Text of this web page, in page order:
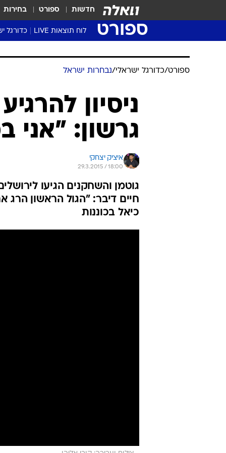
חדשות ספורט בחירות
ספורט לוח תוצאות LIVE כדורגל
שגרירים
נבחרות
ליגה
ספורט/כדורגל ישראלי/נבחרות ישראל
ניסיון
גרשון: "אני
איציק יצחקי
29.3.2015 / 18:00
גוטמן והשחקנים הגיעו
חיים דיבר: "הגול הראשון הרג
כיאל בכוננות